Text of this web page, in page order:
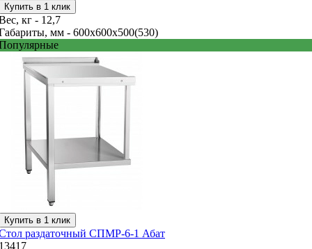
Купить в 1 клик
кг - 12,7
мм - 600х600х500(530)
Купить в 1 клик
раздаточный СПМР-6-1 Абат